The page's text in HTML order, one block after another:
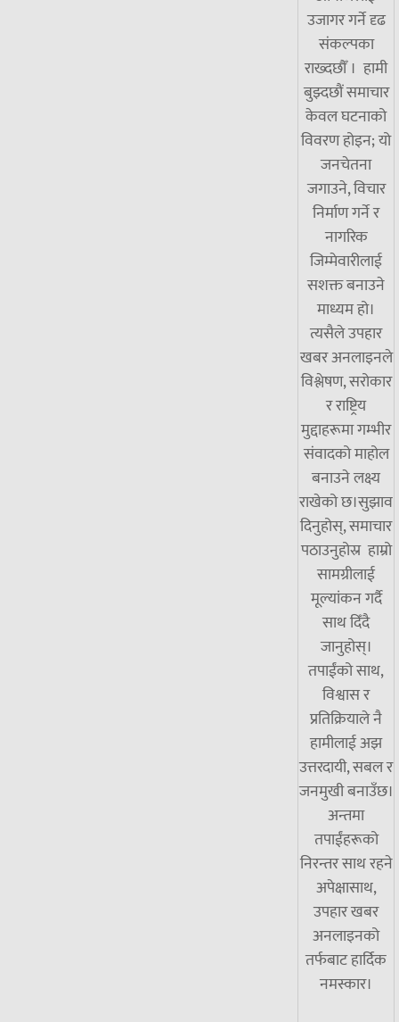
उजागर गर्ने दृढ
संकल्पका
राख्दछौँ । हामी
बुझ्दछौं समाचार
केवल घटनाको
विवरण होइन; यो
जनचेतना
जगाउने, विचार
निर्माण गर्ने र
नागरिक
जिम्मेवारीलाई
सशक्त बनाउने
माध्यम हो।
त्यसैले उपहार
खबर अनलाइनले
विश्लेषण, सरोकार
र राष्ट्रिय
मुद्दाहरूमा गम्भीर
संवादको माहोल
बनाउने लक्ष्य
राखेको छ।सुझाव
दिनुहोस्, समाचार
पठाउनुहोस्र हाम्रो
सामग्रीलाई
मूल्यांकन गर्दै
साथ दिँदै
जानुहोस्।
तपाईंको साथ,
विश्वास र
प्रतिक्रियाले नै
हामीलाई अझ
उत्तरदायी, सबल र
जनमुखी बनाउँछ।
अन्तमा
तपाईंहरूको
निरन्तर साथ रहने
अपेक्षासाथ,
उपहार खबर
अनलाइनको
तर्फबाट हार्दिक
नमस्कार।